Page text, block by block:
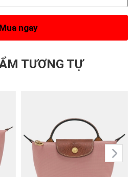
Mua ngay
TƯƠNG TỰ